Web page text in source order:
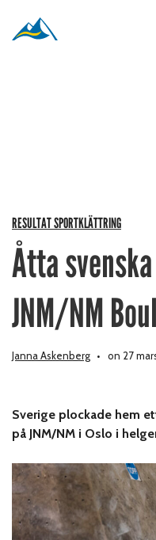
RESULTAT SPORTKLÄTTRING
Åtta
JNM/NM
Janna Askenberg on 27
Sverige plockade hem
på JNM/NM i Oslo i